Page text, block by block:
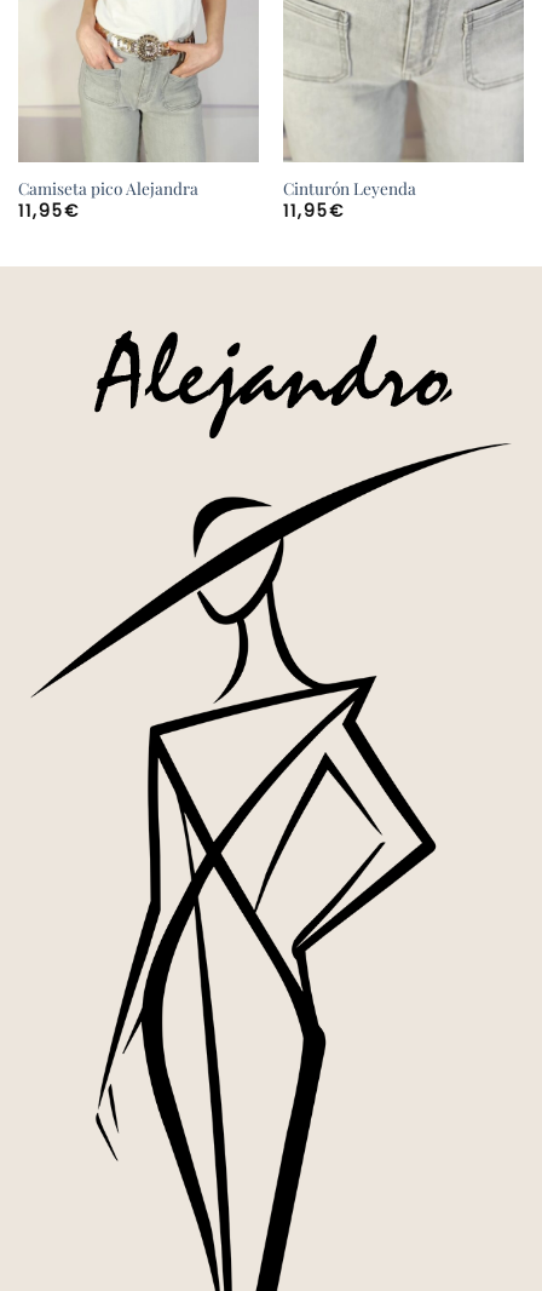
Camiseta pico Alejandra
11,95€
Cinturón Leyenda
11,95€